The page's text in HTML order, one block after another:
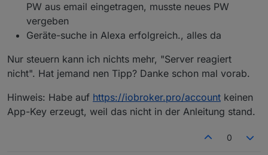
PW aus email eingetragen, musste neues PW
vergeben
Geräte-suche in Alexa erfolgreich., alles da
Nur steuern kann ich nichts mehr, "Server reagiert
nicht". Hat jemand nen Tipp? Danke schon mal vorab.
Hinweis: Habe auf https://iobroker.pro/account keinen
App-Key erzeugt, weil das nicht in der Anleitung stand.
0